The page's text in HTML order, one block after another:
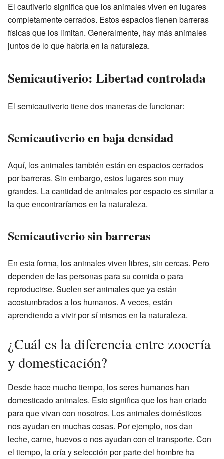
El cautiverio significa que los animales viven en lugares
completamente cerrados. Estos espacios tienen barreras
físicas que los limitan. Generalmente, hay más animales
juntos de lo que habría en la naturaleza.
Semicautiverio: Libertad controlada
El semicautiverio tiene dos maneras de funcionar:
Semicautiverio en baja densidad
Aquí, los animales también están en espacios cerrados
por barreras. Sin embargo, estos lugares son muy
grandes. La cantidad de animales por espacio es similar a
la que encontraríamos en la naturaleza.
Semicautiverio sin barreras
En esta forma, los animales viven libres, sin cercas. Pero
dependen de las personas para su comida o para
reproducirse. Suelen ser animales que ya están
acostumbrados a los humanos. A veces, están
aprendiendo a vivir por sí mismos en la naturaleza.
¿Cuál es la diferencia entre zoocría
y domesticación?
Desde hace mucho tiempo, los seres humanos han
domesticado animales. Esto significa que los han criado
para que vivan con nosotros. Los animales domésticos
nos ayudan en muchas cosas. Por ejemplo, nos dan
leche, carne, huevos o nos ayudan con el transporte. Con
el tiempo, la cría y selección por parte del hombre ha